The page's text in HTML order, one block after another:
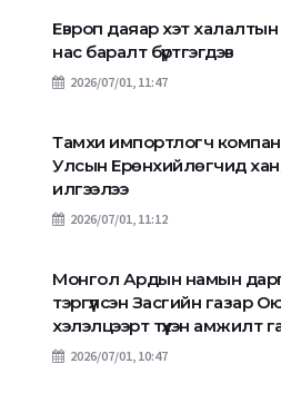
Европ даяар хэт
нас баралт бүртгэгдэв
2026/07/01, 11:47
Тамхи импортлогч
Улсын Ерөнхийлөгчид
илгээлээ
2026/07/01, 11:12
Монгол Ардын намын
тэргүүлсэн Засгийн газар
хэлэлцээрт түүхэн амжилт
2026/07/01, 10:47